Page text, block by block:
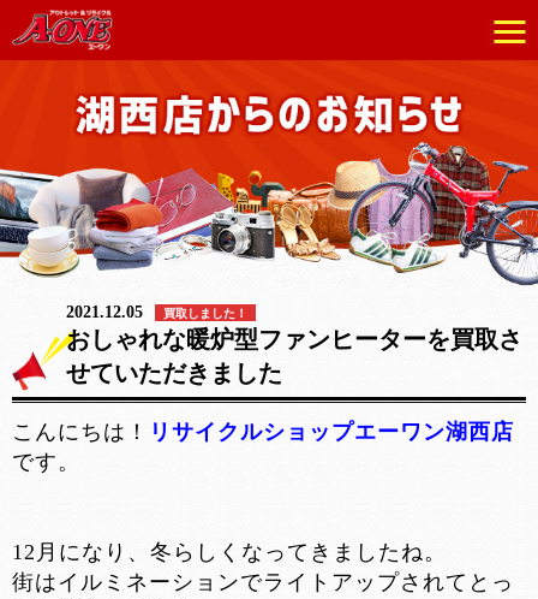
2021.12.05 買取しました！
おしゃれな暖炉型ファンヒーターを買取さ
せていただきました
こんにちは！
リサイクルショップエーワン湖西店
です。
12月になり、冬らしくなってきましたね。
街はイルミネーションでライトアップされてとっ